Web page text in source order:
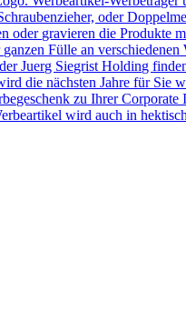
oder
oder gravieren die
Fülle an
Juerg Siegrist Holding
die nächsten Jahre für
zu Ihrer
wird auch in